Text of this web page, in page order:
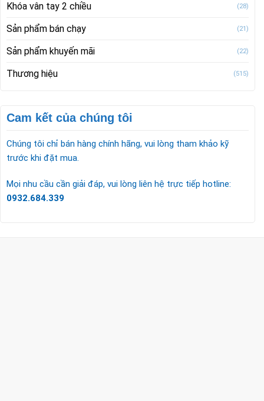
Khóa vân tay 2 chiều (28)
Sản phẩm bán chạy (21)
Sản phẩm khuyến mãi (22)
Thương hiệu (515)
Cam kết của chúng tôi
Chúng tôi chỉ bán hàng chính hãng, vui lòng tham khảo kỹ
trước khi đặt mua.
Mọi nhu cầu cần giải đáp, vui lòng liên hệ trực tiếp hotline:
0932.684.339